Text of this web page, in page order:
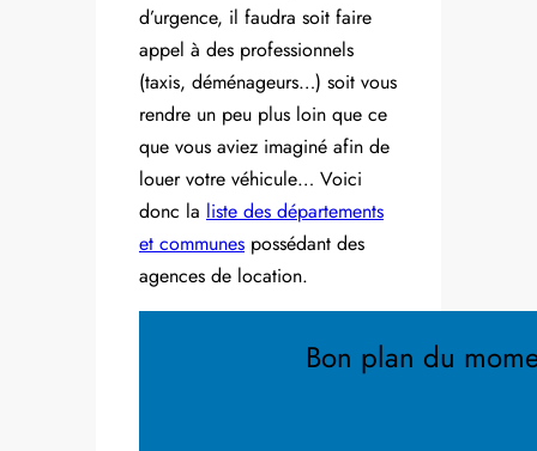
d’urgence, il faudra soit faire
appel à des professionnels
(taxis, déménageurs…) soit vous
rendre un peu plus loin que ce
que vous aviez imaginé afin de
louer votre véhicule… Voici
donc la liste des départements
et communes possédant des
agences de location.
Bon plan du